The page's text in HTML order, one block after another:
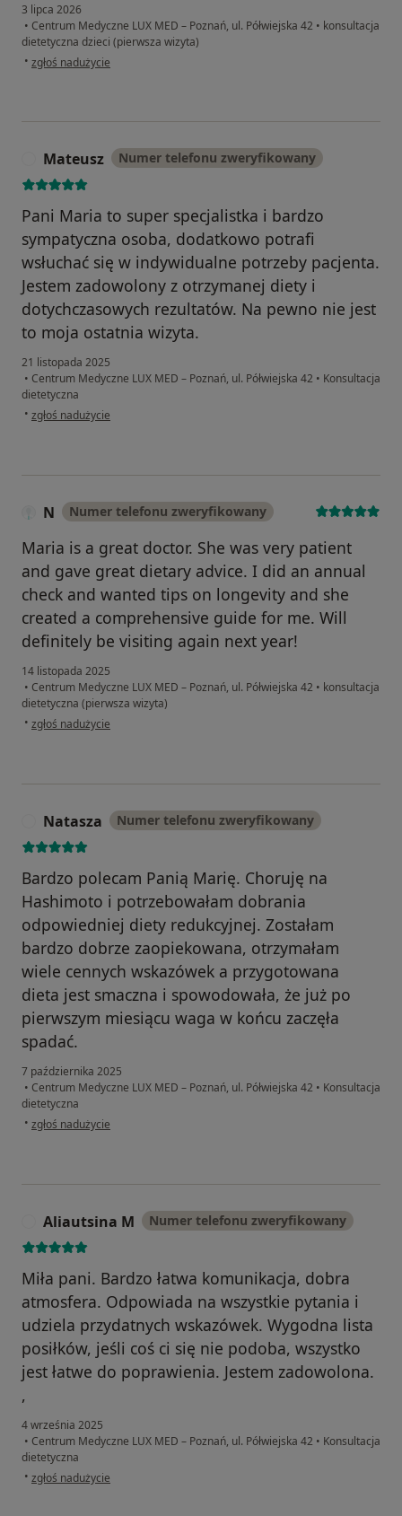
3 lipca 2026
• Centrum Medyczne LUX MED – Poznań, ul. Półwiejska 42 • konsultacja
dietetyczna dzieci (pierwsza wizyta)
• w opinii użytkownika Tamar
zgłoś nadużycie
Mateusz Numer telefonu zweryfikowany
Pani Maria to super specjalistka i bardzo
sympatyczna osoba, dodatkowo potrafi
wsłuchać się w indywidualne potrzeby pacjenta.
Jestem zadowolony z otrzymanej diety i
dotychczasowych rezultatów. Na pewno nie jest
to moja ostatnia wizyta.
21 listopada 2025
• Centrum Medyczne LUX MED – Poznań, ul. Półwiejska 42 • Konsultacja
dietetyczna
• w opinii użytkownika Mateusz
zgłoś nadużycie
N Numer telefonu zweryfikowany
Maria is a great doctor. She was very patient
and gave great dietary advice. I did an annual
check and wanted tips on longevity and she
created a comprehensive guide for me. Will
definitely be visiting again next year!
14 listopada 2025
• Centrum Medyczne LUX MED – Poznań, ul. Półwiejska 42 • konsultacja
dietetyczna (pierwsza wizyta)
• w opinii użytkownika N
zgłoś nadużycie
Natasza Numer telefonu zweryfikowany
Bardzo polecam Panią Marię. Choruję na
Hashimoto i potrzebowałam dobrania
odpowiedniej diety redukcyjnej. Zostałam
bardzo dobrze zaopiekowana, otrzymałam
wiele cennych wskazówek a przygotowana
dieta jest smaczna i spowodowała, że już po
pierwszym miesiącu waga w końcu zaczęła
spadać.
7 października 2025
• Centrum Medyczne LUX MED – Poznań, ul. Półwiejska 42 • Konsultacja
dietetyczna
• w opinii użytkownika Natasza
zgłoś nadużycie
Aliautsina M Numer telefonu zweryfikowany
Miła pani. Bardzo łatwa komunikacja, dobra
atmosfera. Odpowiada na wszystkie pytania i
udziela przydatnych wskazówek. Wygodna lista
posiłków, jeśli coś ci się nie podoba, wszystko
jest łatwe do poprawienia. Jestem zadowolona.
,
4 września 2025
• Centrum Medyczne LUX MED – Poznań, ul. Półwiejska 42 • Konsultacja
dietetyczna
• w opinii użytkownika Aliautsina M
zgłoś nadużycie